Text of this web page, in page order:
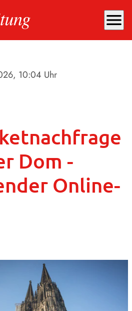
menu
, 10:04 Uhr
Dom -
Online-